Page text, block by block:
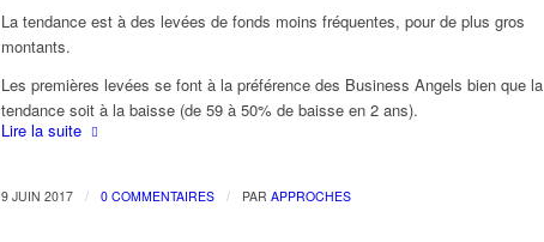
La tendance est à des levées de fonds moins fréquentes, pour de plus gros
montants.
Les premières levées se font à la préférence des Business Angels bien que la
tendance soit à la baisse (de 59 à 50% de baisse en 2 ans).
Lire la suite
9 JUIN 2017 / 0 COMMENTAIRES / PAR APPROCHES